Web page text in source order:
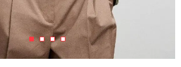
1 2 3 4